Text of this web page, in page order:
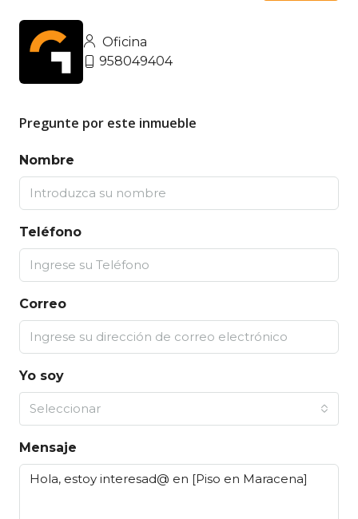
Oficina
958049404
Pregunte por este inmueble
Nombre
Teléfono
Correo
Yo soy
Seleccionar
Mensaje